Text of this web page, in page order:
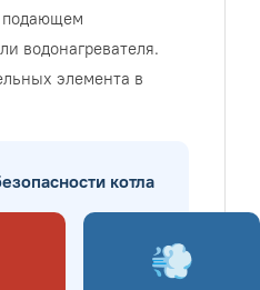
подающем
водонагревателя.
элемента в
котла
💨